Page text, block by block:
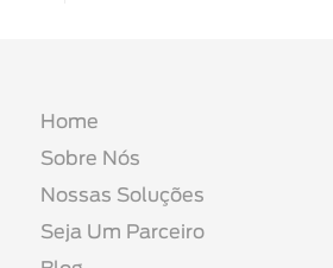
Home
Sobre Nós
Nossas Soluções
Seja Um Parceiro